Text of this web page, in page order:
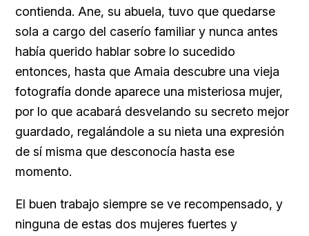
contienda. Ane, su abuela, tuvo que quedarse
sola a cargo del caserío familiar y nunca antes
había querido hablar sobre lo sucedido
entonces, hasta que Amaia descubre una vieja
fotografía donde aparece una misteriosa mujer,
por lo que acabará desvelando su secreto mejor
guardado, regalándole a su nieta una expresión
de sí misma que desconocía hasta ese
momento.
El buen trabajo siempre se ve recompensado, y
ninguna de estas dos mujeres fuertes y